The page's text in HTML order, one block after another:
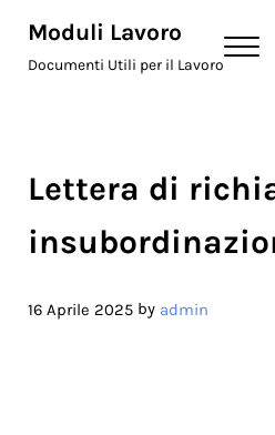
Moduli Lavoro
Documenti Utili per il Lavoro
Lettera di
16 Aprile 2025by admin